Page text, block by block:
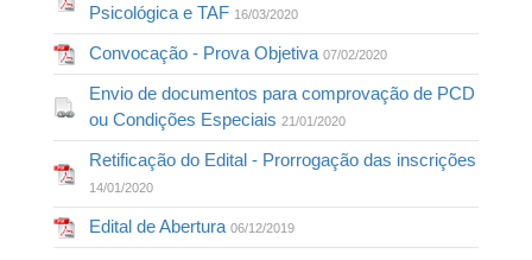
Psicológica e TAF 16/03/2020
Convocação - Prova Objetiva 07/02/2020
Envio de documentos para comprovação de PCD
ou Condições Especiais 21/01/2020
Retificação do Edital - Prorrogação das inscrições
14/01/2020
Edital de Abertura 06/12/2019